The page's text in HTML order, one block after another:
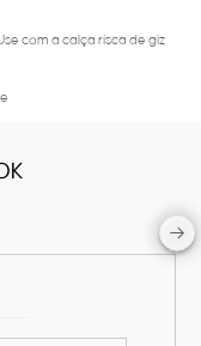
com a calça risca de giz